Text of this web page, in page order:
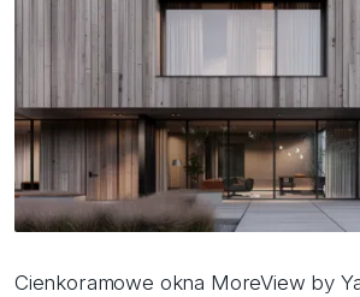
Cienkoramowe okna MoreView by